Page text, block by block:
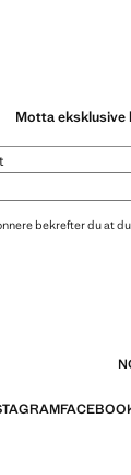
Motta eksklusive
bekrefter du at